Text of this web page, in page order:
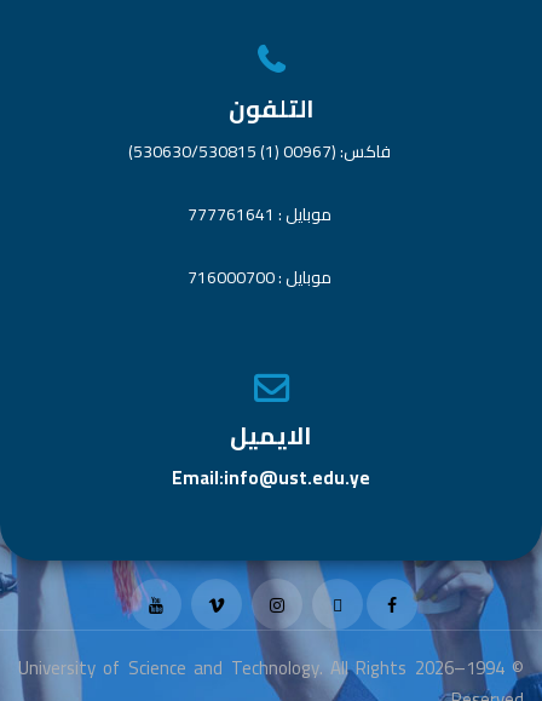
التلفون
فاكس: (00967 (1) 530630/530815)
موبايل : 777761641
موبايل : 716000700
الايميل
Email:info@ust.edu.ye
© 1994–2026 University of Science and Technology. All Rights